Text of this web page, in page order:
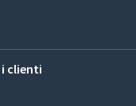
clienti